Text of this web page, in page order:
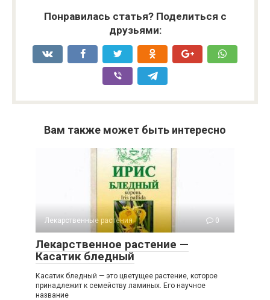
Понравилась статья? Поделиться с
друзьями:
Вам также может быть интересно
Лекарственные растения 0
Лекарственное растение —
Касатик бледный
Касатик бледный — это цветущее растение, которое
принадлежит к семейству ламиных. Его научное
название